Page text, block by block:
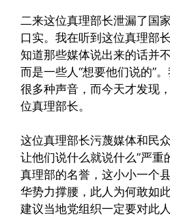
二来这位真理部长泄漏了国
口实。我在听到这位真理部
知道那些媒体说出来的话并
而是一些人“想要他们说的”
很多种声音，而今天才发现
位真理部长。
这位真理部长污蔑媒体和民
让他们说什么就说什么”严重
真理部的名誉，这小小一个
华势力撑腰，此人为何敢如
建议当地党组织一定要对此